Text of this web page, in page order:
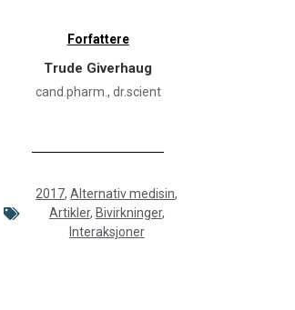
Forfattere
Trude Giverhaug
cand.pharm., dr.scient
2017,Alternativ medisin,
Artikler, Bivirkninger,
Interaksjoner